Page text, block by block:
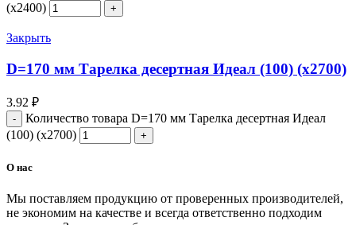
(х2400)
Закрыть
D=170 мм Тарелка десертная Идеал (100) (х2700)
3.92 ₽
Количество товара D=170 мм Тарелка десертная Идеал
(100) (х2700)
О нас
Мы поставляем продукцию от проверенных производителей,
не экономим на качестве и всегда ответственно подходим